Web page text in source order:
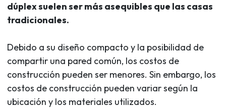
dúplex suelen ser más asequibles que las casas
tradicionales.
Debido a su diseño compacto y la posibilidad de
compartir una pared común, los costos de
construcción pueden ser menores. Sin embargo, los
costos de construcción pueden variar según la
ubicación y los materiales utilizados.